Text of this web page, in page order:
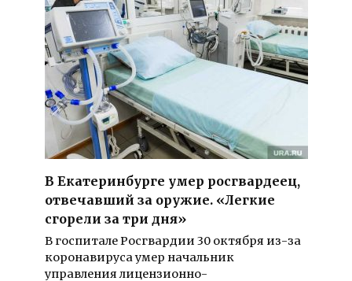
В Екатеринбурге умер росгвардеец,
отвечавший за оружие. «Легкие
сгорели за три дня»
В госпитале Росгвардии 30 октября из-за
коронавируса умер начальник
управления лицензионно-